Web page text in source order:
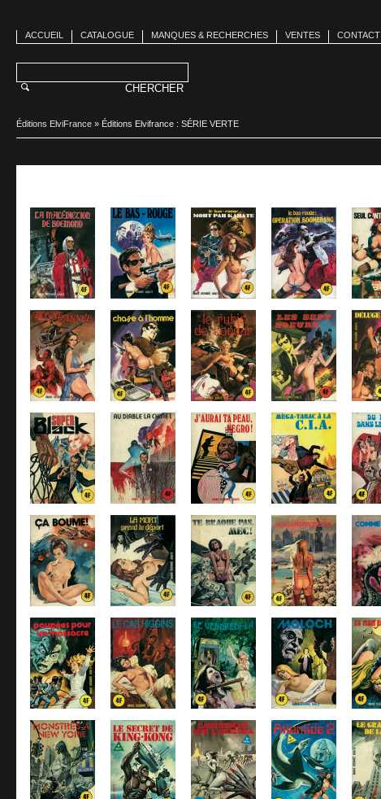
ACCUEIL CATALOGUE MANQUES & RECHERCHES VENTES CONTACT
Éditions ElviFrance» Éditions Elvifrance : SÉRIE VERTE